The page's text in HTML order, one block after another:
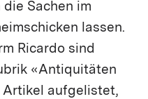
Sachen im
lassen.
Ricardo sind
«Antiquitäten
Artikel aufgelistet,